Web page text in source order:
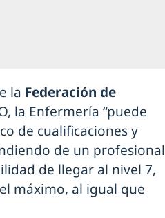
la Federación de
la Enfermería “puede
de cualificaciones y
de un profesional
de llegar al nivel 7,
máximo, al igual que